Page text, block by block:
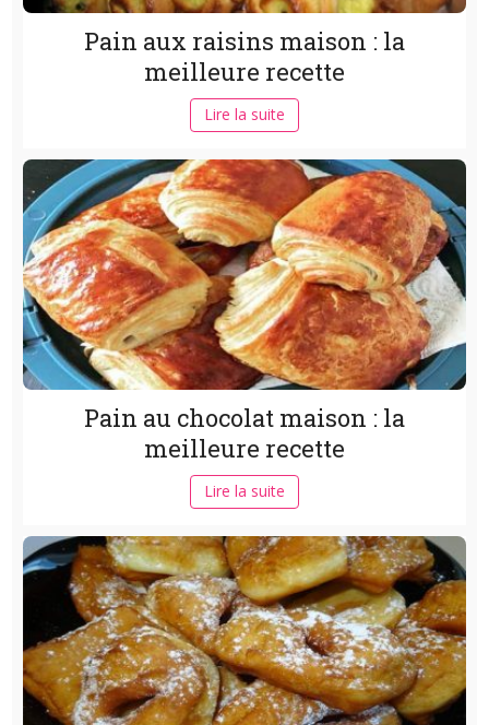
Pain aux raisins maison : la
meilleure recette
Lire la suite
Pain au chocolat maison : la
meilleure recette
Lire la suite